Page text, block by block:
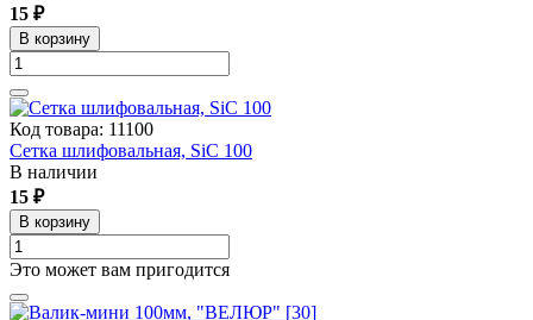
15 ₽
В корзину
Код товара: 11100
Сетка шлифовальная, SiC 100
В наличии
15 ₽
В корзину
Это может вам пригодится